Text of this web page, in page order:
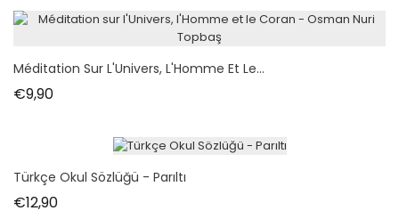
Méditation Sur L'Univers, L'Homme Et Le...
€9,90Fiyat
Türkçe Okul Sözlüğü - Parıltı
€12,90Fiyat